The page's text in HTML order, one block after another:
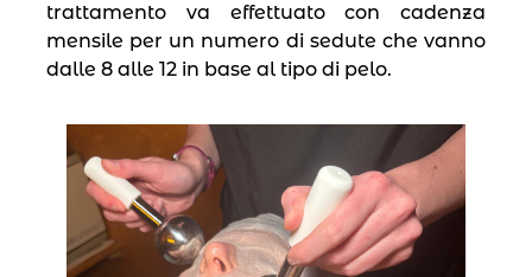
trattamento va effettuato con cadenza
mensile per un numero di sedute che vanno
dalle 8 alle 12 in base al tipo di pelo.